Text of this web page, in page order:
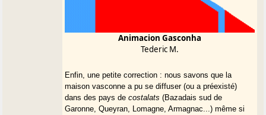
Animacion Gasconha
Tederic M.
Enfin, une petite correction : nous savons que la
maison vasconne a pu se diffuser (ou a préexisté)
dans des pays decostalats (Bazadais sud de
Garonne, Queyran, Lomagne, Armagnac...) même si